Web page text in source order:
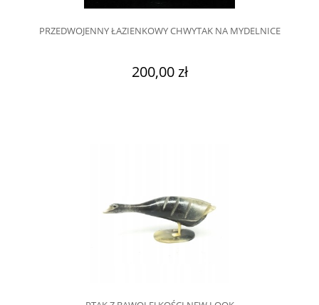
PRZEDWOJENNY ŁAZIENKOWY CHWYTAK NA MYDELNICE
200,00 zł